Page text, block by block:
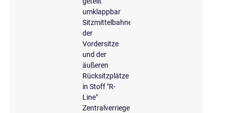
umklappbar
Sitzmittelbahnen
der
Vordersitze
und der
äußeren
Rücksitzplätze
in Stoff "R-
Line"
Zentralverriegelung